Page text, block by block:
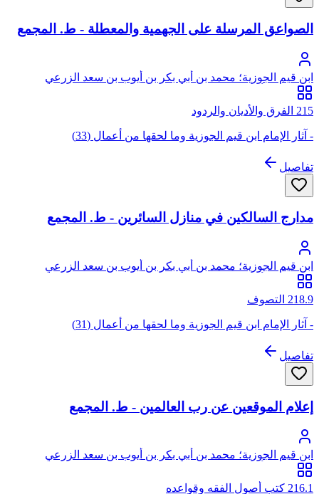
الصواعق المرسلة على الجهمية والمعطلة - ط. المجمع
ابن قيم الجوزية؛ محمد بن أبي بكر بن أيوب بن سعد الزرعي
الدمشقي، أبو عبد الله، شمس الدين
215 الفرق والأديان والردود
- آثار الإمام ابن قيم الجوزية وما لحقها من أعمال (33)
تفاصيل
مدارج السالكين في منازل السائرين - ط. المجمع
ابن قيم الجوزية؛ محمد بن أبي بكر بن أيوب بن سعد الزرعي
الدمشقي، أبو عبد الله، شمس الدين
218.9 التصوف
- آثار الإمام ابن قيم الجوزية وما لحقها من أعمال (31)
تفاصيل
إعلام الموقعين عن رب العالمين - ط. المجمع
ابن قيم الجوزية؛ محمد بن أبي بكر بن أيوب بن سعد الزرعي
الدمشقي، أبو عبد الله، شمس الدين
216.1 كتب أصول الفقه وقواعده